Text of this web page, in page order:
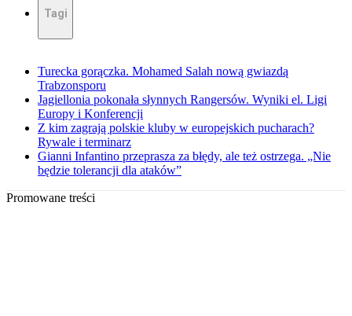
Tagi
Turecka gorączka. Mohamed Salah nową gwiazdą
Trabzonsporu
Jagiellonia pokonała słynnych Rangersów. Wyniki el. Ligi
Europy i Konferencji
Z kim zagrają polskie kluby w europejskich pucharach?
Rywale i terminarz
Gianni Infantino przeprasza za błędy, ale też ostrzega. „Nie
będzie tolerancji dla ataków”
Promowane treści